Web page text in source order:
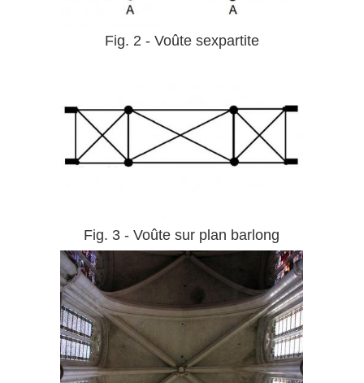
Fig. 2 - Voûte sexpartite
Fig. 3 - Voûte sur plan barlong